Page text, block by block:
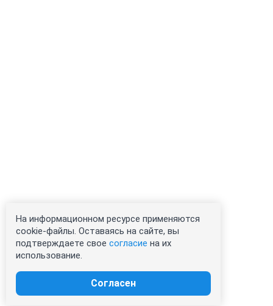
На информационном ресурсе применяются
cookie-файлы. Оставаясь на сайте, вы
подтверждаете свое согласие на их
использование.
Согласен